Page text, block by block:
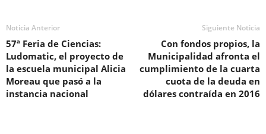
Noticia Anterior
57ª Feria de Ciencias:
Ludomatic, el proyecto de
la escuela municipal Alicia
Moreau que pasó a la
instancia nacional
Siguiente Noticia
Con fondos propios, la
Municipalidad afronta el
cumplimiento de la cuarta
cuota de la deuda en
dólares contraída en 2016